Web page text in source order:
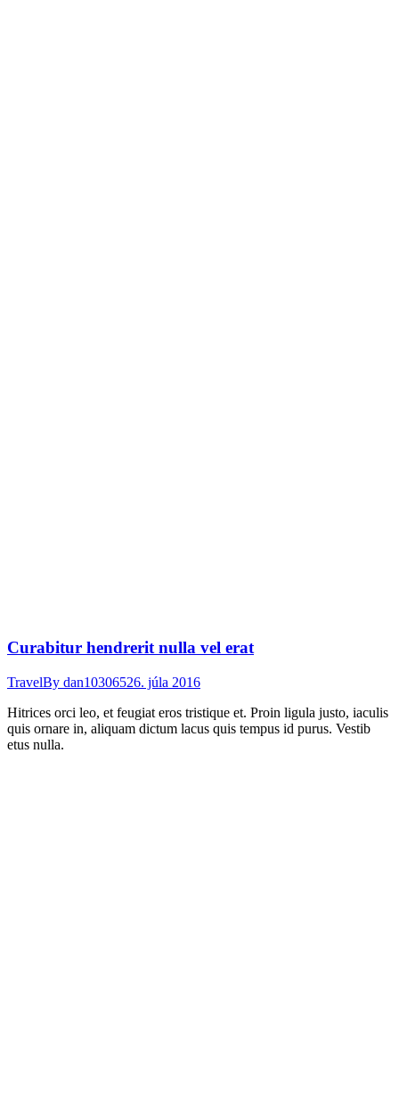
Curabitur hendrerit nulla vel erat
TravelBy dan10306526. júla 2016
Hitrices orci leo, et feugiat eros tristique et. Proin ligula justo, iaculis
quis ornare in, aliquam dictum lacus quis tempus id purus. Vestib
etus nulla.